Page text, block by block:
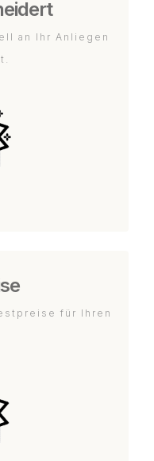
an Ihr Anliegen
für Ihren